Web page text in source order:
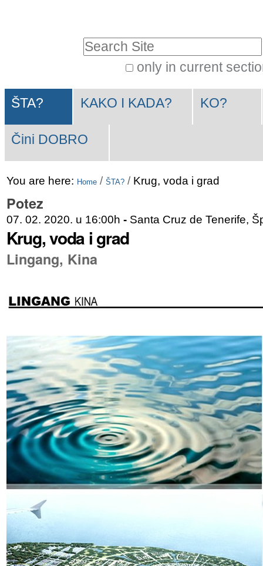
Skip
to
navigation
only in current
Search…
Navigation
ŠTA? KAKO I KADA? KO?
Čini DOBRO
You are here: Home / ŠTA? / Krug, voda i grad
Potez
07. 02. 2020. u 16:00h - Santa Cruz de Tenerife,
Krug, voda i grad
Lingang, Kina